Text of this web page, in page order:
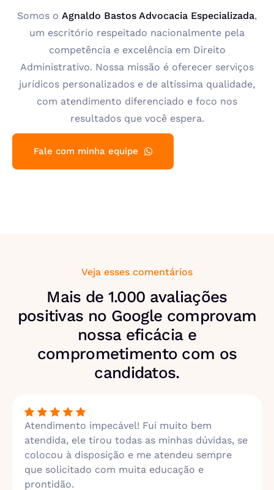
Somos o Agnaldo Bastos Advocacia Especializada,
um escritório respeitado nacionalmente pela
competência e excelência em Direito
Administrativo. Nossa missão é oferecer serviços
jurídicos personalizados e de altíssima qualidade,
com atendimento diferenciado e foco nos
resultados que você espera.
Fale com minha equipe
Veja esses comentários
Mais de 1.000 avaliações
positivas no Google comprovam
nossa eficácia e
comprometimento com os
candidatos.
Atendimento impecável! Fui muito bem
atendida, ele tirou todas as minhas dúvidas, se
colocou à disposição e me atendeu sempre
que solicitado com muita educação e
prontidão.